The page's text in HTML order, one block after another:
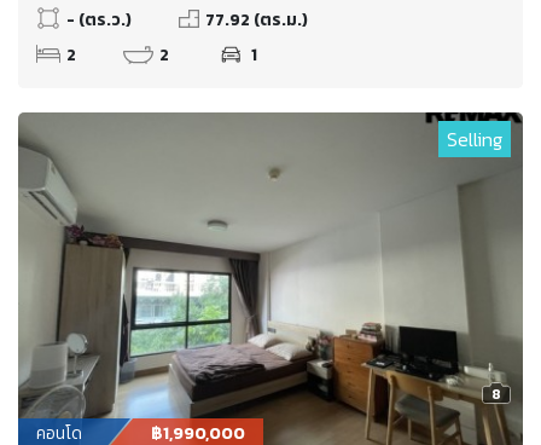
- (ตร.ว.)
77.92 (ตร.ม.)
2
2 1
8
Selling
คอนโด ฿1,990,000